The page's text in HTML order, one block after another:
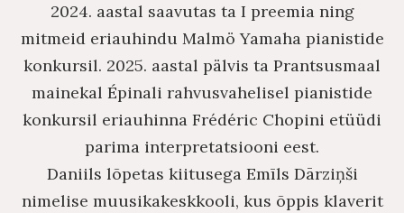
2024. aastal saavutas ta I preemia ning
mitmeid eriauhindu Malmö Yamaha pianistide
konkursil. 2025. aastal pälvis ta Prantsusmaal
mainekal Épinali rahvusvahelisel pianistide
konkursil eriauhinna Frédéric Chopini etüüdi
parima interpretatsiooni eest.
Daniils lõpetas kiitusega Emīls Dārziņši
nimelise muusikakeskkooli, kus õppis klaverit